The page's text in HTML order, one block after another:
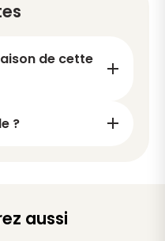
et l’armoire
de cette
?
aussi